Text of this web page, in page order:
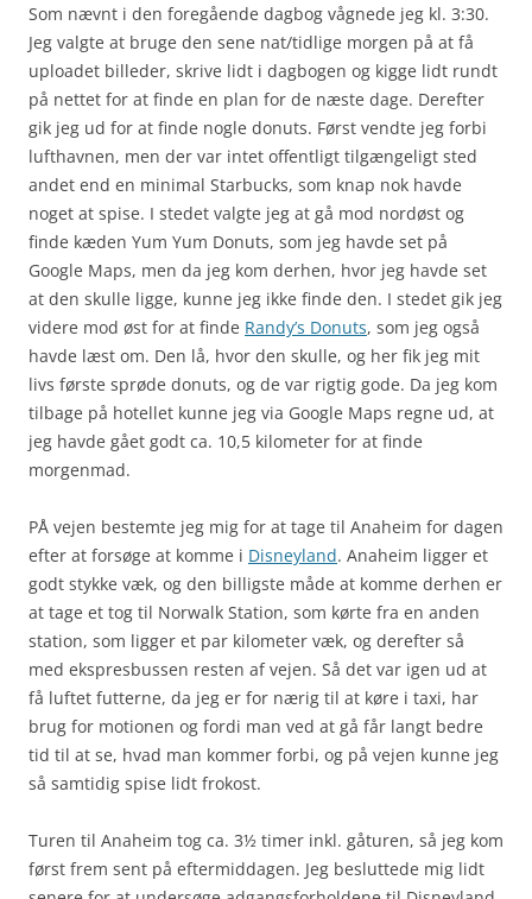
Som nævnt i den foregående dagbog vågnede jeg kl. 3:30.
Jeg valgte at bruge den sene nat/tidlige morgen på at få
uploadet billeder, skrive lidt i dagbogen og kigge lidt rundt
på nettet for at finde en plan for de næste dage. Derefter
gik jeg ud for at finde nogle donuts. Først vendte jeg forbi
lufthavnen, men der var intet offentligt tilgængeligt sted
andet end en minimal Starbucks, som knap nok havde
noget at spise. I stedet valgte jeg at gå mod nordøst og
finde kæden Yum Yum Donuts, som jeg havde set på
Google Maps, men da jeg kom derhen, hvor jeg havde set
at den skulle ligge, kunne jeg ikke finde den. I stedet gik jeg
videre mod øst for at finde Randy’s Donuts, som jeg også
havde læst om. Den lå, hvor den skulle, og her fik jeg mit
livs første sprøde donuts, og de var rigtig gode. Da jeg kom
tilbage på hotellet kunne jeg via Google Maps regne ud, at
jeg havde gået godt ca. 10,5 kilometer for at finde
morgenmad.
PÅ vejen bestemte jeg mig for at tage til Anaheim for dagen
efter at forsøge at komme i Disneyland. Anaheim ligger et
godt stykke væk, og den billigste måde at komme derhen er
at tage et tog til Norwalk Station, som kørte fra en anden
station, som ligger et par kilometer væk, og derefter så
med ekspresbussen resten af vejen. Så det var igen ud at
få luftet futterne, da jeg er for nærig til at køre i taxi, har
brug for motionen og fordi man ved at gå får langt bedre
tid til at se, hvad man kommer forbi, og på vejen kunne jeg
så samtidig spise lidt frokost.
Turen til Anaheim tog ca. 3½ timer inkl. gåturen, så jeg kom
først frem sent på eftermiddagen. Jeg besluttede mig lidt